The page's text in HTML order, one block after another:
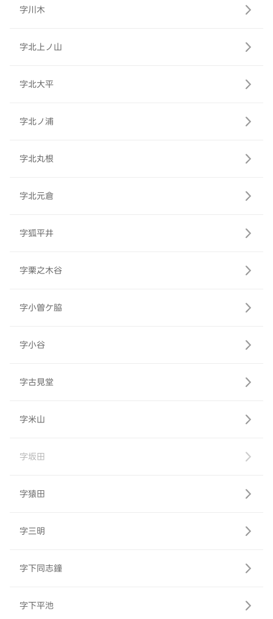
字川木
字北上ノ山
字北大平
字北ノ浦
字北丸根
字北元倉
字狐平井
字栗之木谷
字小曽ケ脇
字小谷
字古見堂
字米山
字坂田
字猿田
字三明
字下同志鐘
字下平池